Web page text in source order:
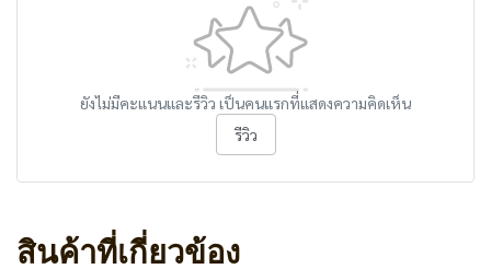
ยังไม่มีคะแนนและรีวิว เป็นคนแรกที่แสดงความคิดเห็น
รีวิว
สินค้าที่เกี่ยวข้อง